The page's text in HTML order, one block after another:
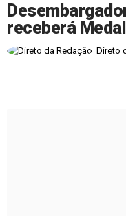
receberá
Direto